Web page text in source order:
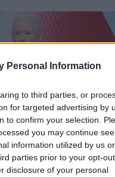
Personal Information
to third parties, or
for targeted advertising by
to confirm your selection.
you may continue
information utilized by us or
parties prior to your opt-
disclosure of your personal